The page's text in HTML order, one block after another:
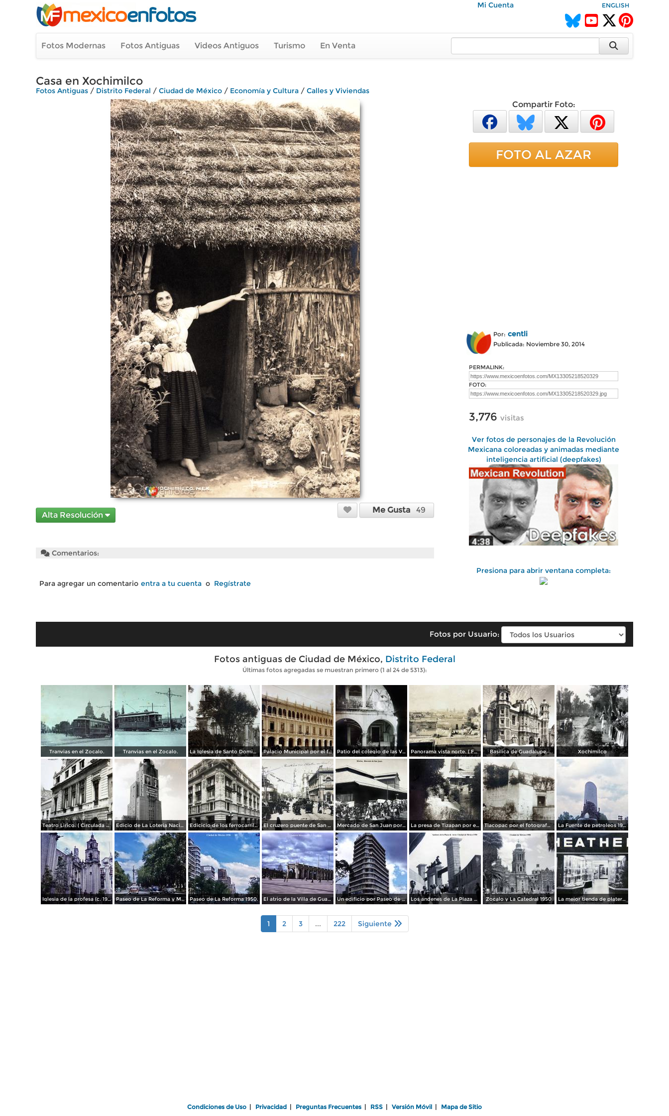
Mi Cuenta ENGLISH
Fotos Modernas Fotos Antiguas Videos Antiguos Turismo En Venta
Casa en Xochimilco
Fotos Antiguas / Distrito Federal / Ciudad de México / Economía y Cultura / Calles y Viviendas
Alta Resolución
Me Gusta 49
Comentarios:
Para agregar un comentario entra a tu cuenta o Regístrate
Compartir Foto:
FOTO AL AZAR
Por: centli
Publicada: Noviembre 30, 2014
PERMALINK:
FOTO:
3,776 visitas
Ver fotos de personajes de la Revolución
Mexicana coloreadas y animadas mediante
inteligencia artificial (deepfakes)
Presiona para abrir ventana completa:
Fotos por Usuario:
Fotos antiguas de Ciudad de México, Distrito Federal
Últimas fotos agregadas se muestran primero (1 al 24 de 5313):
Tranvias en el Zocalo. Tranvias en el Zocalo. La Iglesia de Santo Domingo. Palacio Municipal por el fotografo Hugo Brehme.. Patio del colegio de las Vizcainas por el fotografo Hugo Brehme. Panorama vista norte. ( Fechada el 20 de Junio de 1905 ). Basilica de Guadalupe. Xochimilco
Teatro Lirico. ( Circulada el 1 de Agosto de 1926 ). Edicio de La Loteria Nacional Ciudad de México Abril de 1964 Edicicio de los ferrocarriles. El cruzero puente de San Francisco y Guardiola por el fotografo Felix Miret. Mercado de San Juan por el fotografo Felix Miret La presa de Tizapan por el fotografo Fernando Kososky. ( Circulada el 22 de Diembre de 1910 ). Tlacopac por el fotografo Hugo Brehme. La Fuente de petroleos 1950.
Iglesia de la profesa (c. 1950) Paseo de La Reforma y Mto a La Independencia 1950 Paseo de La Reforma 1950. El atrio de la Villa de Guadalupe 1950. Un edificio por Paseo de La Reforma 1950 Los andenes de La Plaza de toros Ciudad de México 1950 Zocalo y La Catedral 1950 La mejor tienda de plateria.
1 2 3 ... 222 Siguiente
Condiciones de Uso Privacidad Preguntas Frecuentes RSS Versión Móvil Mapa de Sitio